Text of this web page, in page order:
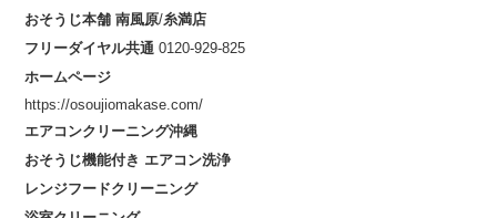
おそうじ本舗 南風原/糸満店
フリーダイヤル共通 0120-929-825
ホームページ
https://osoujiomakase.com/
エアコンクリーニング沖縄
おそうじ機能付き エアコン洗浄
レンジフードクリーニング